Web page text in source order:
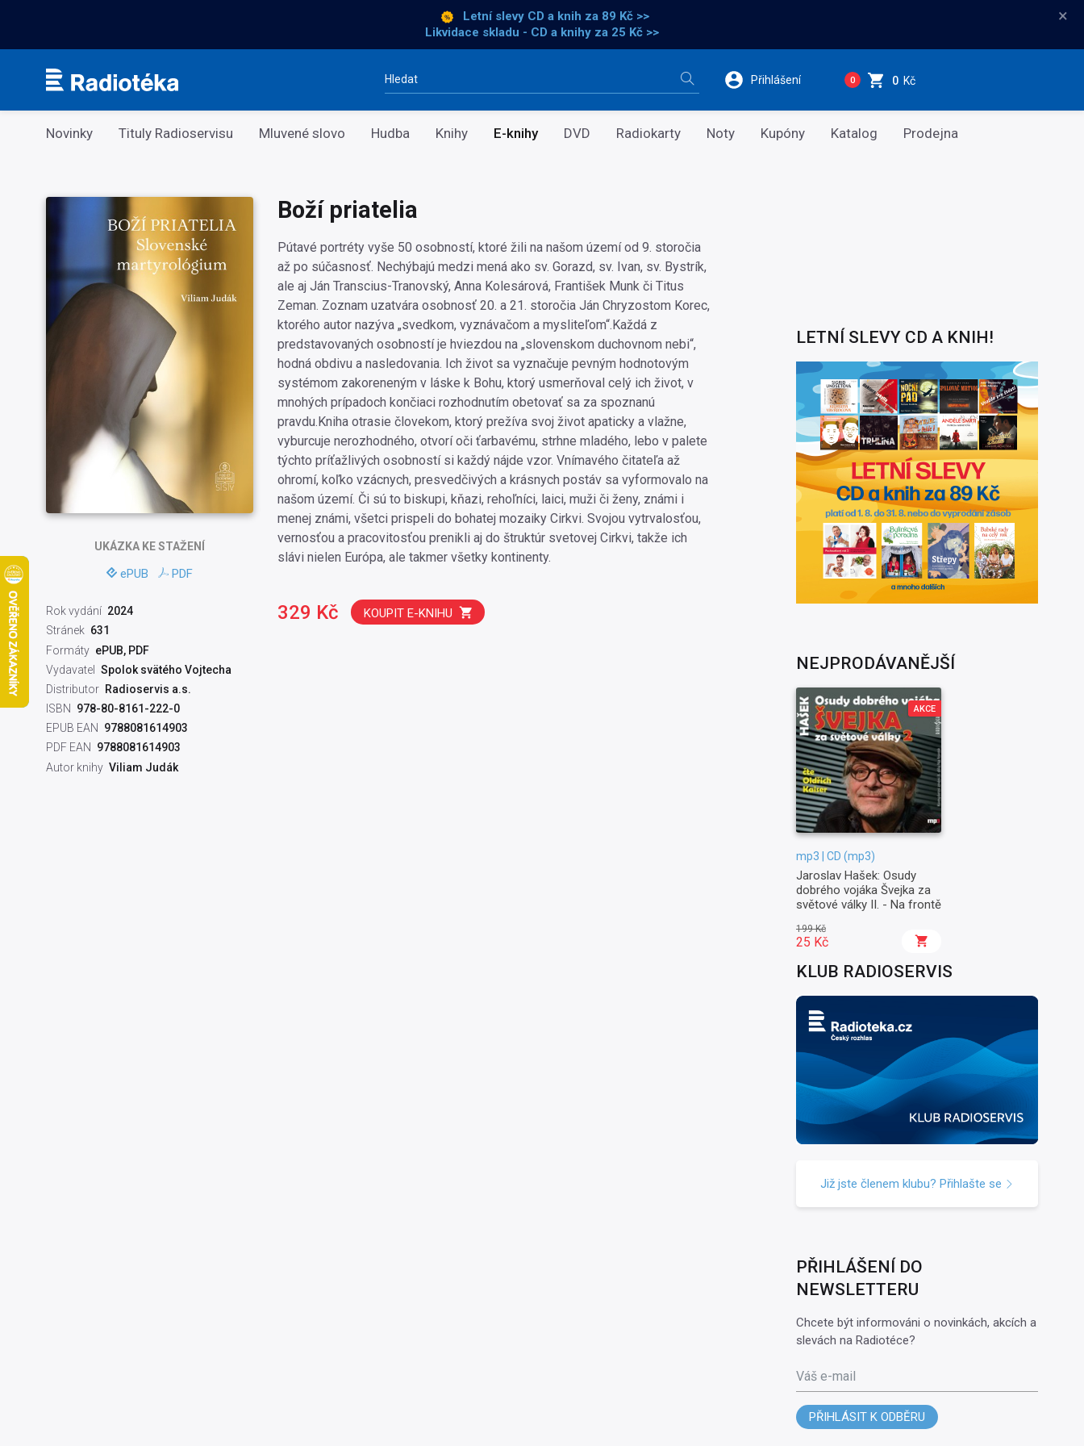
Letní slevy CD a knih za 89 Kč >>
Likvidace skladu - CD a knihy za 25 Kč >>
×
Vyhledávání Přihlášení 0 0 Kč
Kategorie
Novinky Tituly Radioservisu Mluvené slovo Hudba Knihy E-knihy DVD Radiokarty Noty Kupóny Katalog Prodejna
UKÁZKAKE STAŽENÍ
ePUB PDF
Rok vydání 2024
Stránek 631
Formáty ePUB, PDF
Vydavatel
Spolok svätého Vojtecha
Distributor Radioservis a.s.
ISBN
978-80-8161-222-0
EPUB EAN
9788081614903
PDF EAN
9788081614903
Autor knihy Viliam Judák
Boží priatelia
Pútavé portréty vyše 50 osobností, ktoré žili na našom území od 9. storočia
až po súčasnosť. Nechýbajú medzi mená ako sv. Gorazd, sv. Ivan, sv. Bystrík,
ale aj Ján Transcius-Tranovský, Anna Kolesárová, František Munk či Titus
Zeman. Zoznam uzatvára osobnosť 20. a 21. storočia Ján Chryzostom Korec,
ktorého autor nazýva „svedkom, vyznávačom a mysliteľom“.Každá z
predstavovaných osobností je hviezdou na „slovenskom duchovnom nebi“,
hodná obdivu a nasledovania. Ich život sa vyznačuje pevným hodnotovým
systémom zakoreneným v láske k Bohu, ktorý usmerňoval celý ich život, v
mnohých prípadoch končiaci rozhodnutím obetovať sa za spoznanú
pravdu.Kniha otrasie človekom, ktorý prežíva svoj život apaticky a vlažne,
vyburcuje nerozhodného, otvorí oči ťarbavému, strhne mladého, lebo v palete
týchto príťažlivých osobností si každý nájde vzor. Vnímavého čitateľa až
ohromí, koľko vzácnych, presvedčivých a krásnych postáv sa vyformovalo na
našom území. Či sú to biskupi, kňazi, rehoľníci, laici, muži či ženy, známi i
menej známi, všetci prispeli do bohatej mozaiky Cirkvi. Svojou vytrvalosťou,
vernosťou a pracovitosťou prenikli aj do štruktúr svetovej Cirkvi, takže ich
slávi nielen Európa, ale takmer všetky kontinenty.
329 Kč KOUPIT E-KNIHU
LETNÍ SLEVY CD A KNIH!
NEJPRODÁVANĚJŠÍ
AKCE
mp3 | CD (mp3)
Jaroslav Hašek: Osudy
dobrého vojáka Švejka za
světové války II. - Na frontě
199 Kč
25 Kč
KLUB RADIOSERVIS
Již jste členem klubu? Přihlašte se
PŘIHLÁŠENÍ DO
NEWSLETTERU
Chcete být informováni o novinkách, akcích a
slevách na Radiotéce?
Váš e-mail
PŘIHLÁSIT K ODBĚRU